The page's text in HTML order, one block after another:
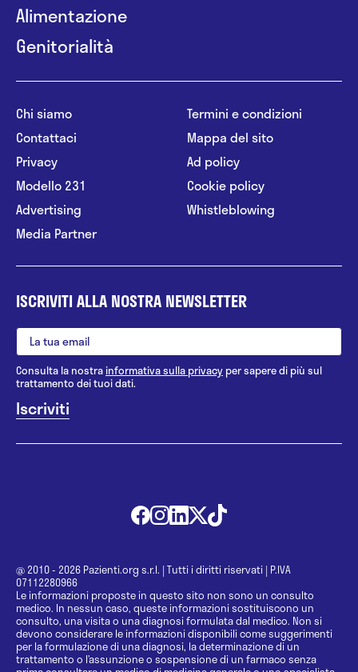
Alimentazione
Genitorialità
Chi siamo
Contattaci
Privacy
Modello 231
Advertising
Media Partner
Termini e condizioni
Mappa del sito
Ad policy
Cookie policy
Whistleblowing
ISCRIVITI ALLA NOSTRA NEWSLETTER
Consulta la nostrainformativa sulla privacy per sapere di più sul
trattamento dei tuoi dati.
@ 2010 - 2026 Pazienti.org s.r.l. | Tutti i diritti riservati | P.IVA
07112280966
Le informazioni proposte in questo sito non sono un consulto
medico. In nessun caso, queste informazioni sostituiscono un
consulto, una visita o una diagnosi formulata dal medico. Non si
devono considerare le informazioni disponibili come suggerimenti
per la formulazione di una diagnosi, la determinazione di un
trattamento o l’assunzione o sospensione di un farmaco senza